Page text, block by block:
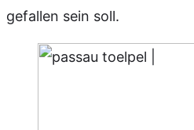
gefallen sein soll.